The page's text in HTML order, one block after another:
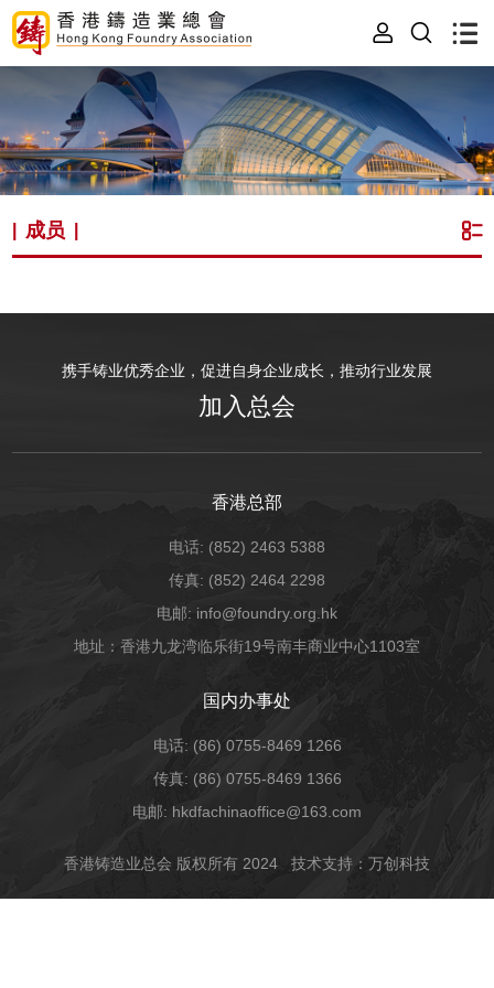
成员
携手铸业优秀企业，促进自身企业成长，推动行业发展
加入总会
香港总部
电话: (852) 2463 5388
传真: (852) 2464 2298
电邮: info@foundry.org.hk
地址：香港九龙湾临乐街19号南丰商业中心1103室
国内办事处
电话: (86) 0755-8469 1266
传真: (86) 0755-8469 1366
电邮: hkdfachinaoffice@163.com
香港铸造业总会 版权所有 2024 技术支持：万创科技